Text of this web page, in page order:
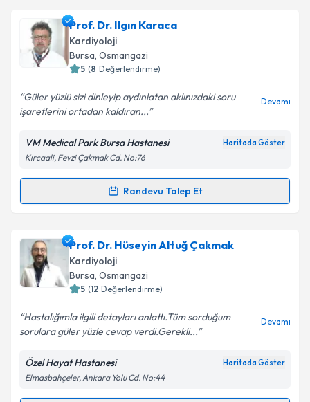
takvim hazırlandığında e-posta ile bilgilendireceğiz.
E-posta Adresiniz
kapsamda işlenmesini kabul ediyorum.
Takvim Talebini Gönder
Prof. Dr. Ilgın Karaca
Kardiyoloji
Bursa, Osmangazi
5 (8 Değerlendirme)
Güler yüzlü sizi dinleyip aydınlatan aklınızdaki soru
işaretlerini ortadan kaldıran...
Devamı
VM Medical Park Bursa Hastanesi Haritada Göster
Kırcaali, Fevzi Çakmak Cd. No:76
Randevu Talep Et
Randevu Takvimi Talebi
Prof. Dr. Ilgın Karacaiçin randevu takvimi talebi
oluşturun. Size bu uzmandan randevu almanız için bir
takvim hazırlandığında e-posta ile bilgilendireceğiz.
Kişisel verilerimin işlenmesine ilişkin
Aydınlatma
Metni'ni okudum ve kişisel verilerimin belirtilen
kapsamda işlenmesini kabul ediyorum.
Prof. Dr. Hüseyin Altuğ Çakmak
Kardiyoloji
Bursa, Osmangazi
5 (12 Değerlendirme)
Hastalığımla ilgili detayları anlattı.Tüm sorduğum
sorulara güler yüzle cevap verdi.Gerekli...
Devamı
Özel Hayat Hastanesi Haritada Göster
Elmasbahçeler, Ankara Yolu Cd. No:44